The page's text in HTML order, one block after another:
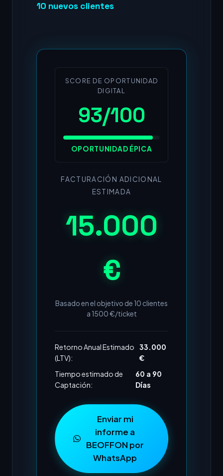
10 nuevos clientes
SCORE DE OPORTUNIDAD
DIGITAL
93/100
OPORTUNIDAD ÉPICA
FACTURACIÓN ADICIONAL
ESTIMADA
15.000
€
Basado en el objetivo de 10 clientes
a 1500€/ticket
Retorno Anual Estimado
(LTV):
33.000
€
Tiempo estimado de
Captación:
60 a 90
Días
Enviar mi
informe a
BEOFFON por
WhatsApp